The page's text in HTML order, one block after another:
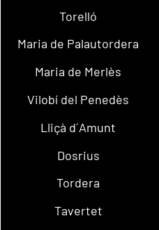
Torelló
Maria de Palautordera
Maria de Merlès
Vilobí del Penedès
Lliçà d´Amunt
Dosrius
Tordera
Tavertet